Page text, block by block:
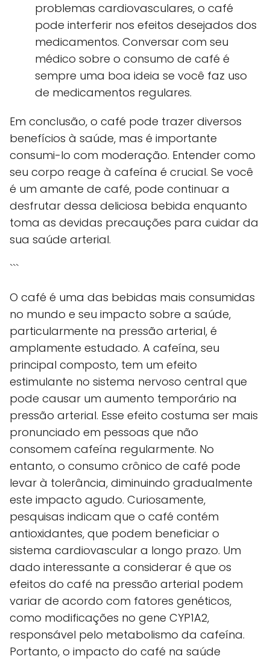
problemas cardiovasculares, o café
pode interferir nos efeitos desejados dos
medicamentos. Conversar com seu
médico sobre o consumo de café é
sempre uma boa ideia se você faz uso
de medicamentos regulares.
Em conclusão, o café pode trazer diversos
benefícios à saúde, mas é importante
consumi-lo com moderação. Entender como
seu corpo reage à cafeína é crucial. Se você
é um amante de café, pode continuar a
desfrutar dessa deliciosa bebida enquanto
toma as devidas precauções para cuidar da
sua saúde arterial.
```
O café é uma das bebidas mais consumidas
no mundo e seu impacto sobre a saúde,
particularmente na pressão arterial, é
amplamente estudado. A cafeína, seu
principal composto, tem um efeito
estimulante no sistema nervoso central que
pode causar um aumento temporário na
pressão arterial. Esse efeito costuma ser mais
pronunciado em pessoas que não
consomem cafeína regularmente. No
entanto, o consumo crônico de café pode
levar à tolerância, diminuindo gradualmente
este impacto agudo. Curiosamente,
pesquisas indicam que o café contém
antioxidantes, que podem beneficiar o
sistema cardiovascular a longo prazo. Um
dado interessante a considerar é que os
efeitos do café na pressão arterial podem
variar de acordo com fatores genéticos,
como modificações no gene CYP1A2,
responsável pelo metabolismo da cafeína.
Portanto, o impacto do café na saúde